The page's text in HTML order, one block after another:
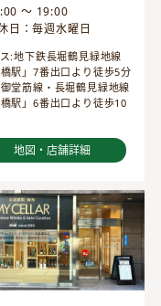
～ 19:00
日：毎週水曜日
:地下鉄長堀鶴見緑地線
橋駅」7番出口より徒歩5分
堂筋線・長堀鶴見緑地線
橋駅」6番出口より徒歩10
地図・店舗詳細